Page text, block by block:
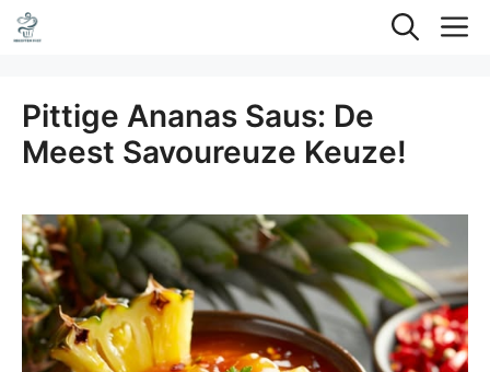
Ga
naar
inhoud
Pittige Ananas Saus: De
Meest Savoureuze Keuze!